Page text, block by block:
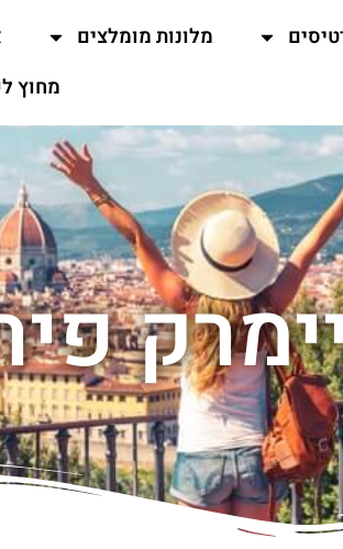
מלונות מומלצים
מחוץ